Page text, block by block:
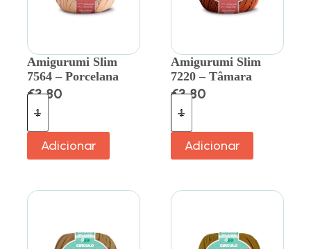
Amigurumi Slim
7564 – Porcelana
€3.80
Adicionar
Amigurumi Slim
7220 – Tâmara
€3.80
Adicionar